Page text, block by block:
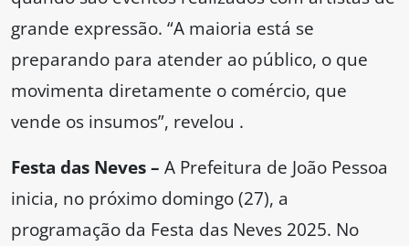
grande expressão. “A maioria está se
preparando para atender ao público, o que
movimenta diretamente o comércio, que
vende os insumos”, revelou .
Festa das Neves – A Prefeitura de João Pessoa
inicia, no próximo domingo (27), a
programação da Festa das Neves 2025. No